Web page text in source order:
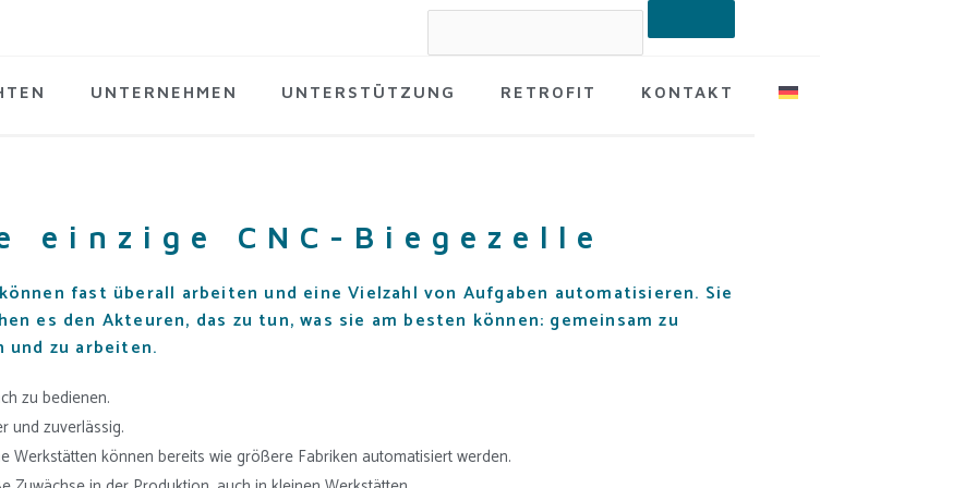
Suche
UNTERNEHMEN UNTERSTÜTZUNG RETROFIT KONTAKT
einzige CNC-Biegezelle
fast überall arbeiten und eine Vielzahl von Aufgaben automatisieren. Sie
es den Akteuren, das zu tun, was sie am besten können: gemeinsam zu
und zu arbeiten.
zu bedienen.
und zuverlässig.
Werkstätten können bereits wie größere Fabriken automatisiert werden.